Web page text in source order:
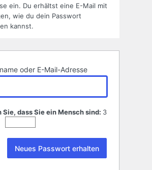
ein. Du erhältst eine E-Mail mit
wie du dein Passwort
kannst.
oder E-Mail-Adresse
Sie, dass Sie ein Mensch sind: 3